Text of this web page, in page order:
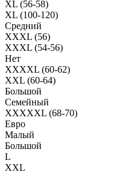
XL (56-58)
XL (100-120)
Средний
XXXL (56)
XXXL (54-56)
Нет
XXXXL (60-62)
XXL (60-64)
Большой
Семейный
XXXXXL (68-70)
Евро
Малый
Большой
L
XXL